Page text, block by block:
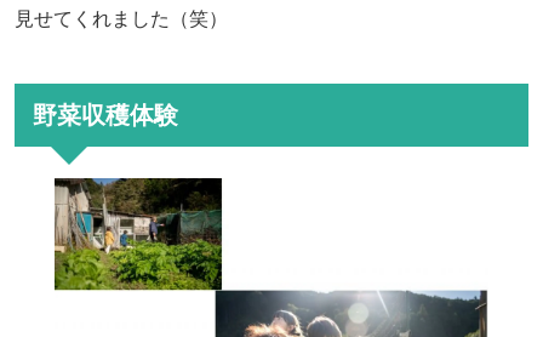
見せてくれました（笑）
野菜収穫体験